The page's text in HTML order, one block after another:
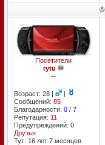
Посетители
rytu
--
Возраст: 28 |
|
Сообщений: 85
Благодарности: 0/ 7
Репутация: 11
Предупреждений: 0
Друзья
Тут: 16 лет 7 месяцев